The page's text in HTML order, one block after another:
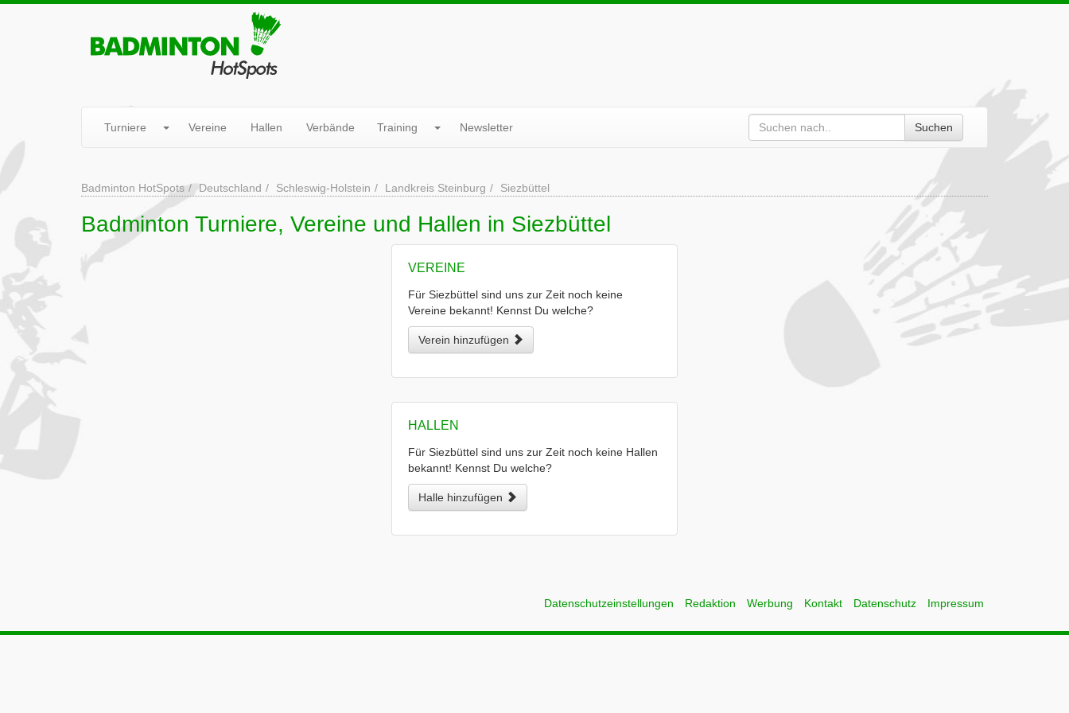
Turniere Vereine Hallen Verbände Training Newsletter Suchen
Badminton HotSpots Deutschland Schleswig-Holstein Landkreis Steinburg Siezbüttel
Badminton Turniere, Vereine und Hallen in Siezbüttel
VEREINE
Für Siezbüttel sind uns zur Zeit noch keine
Vereine bekannt! Kennst Du welche?
Verein hinzufügen
HALLEN
Für Siezbüttel sind uns zur Zeit noch keine Hallen
bekannt! Kennst Du welche?
Halle hinzufügen
Datenschutzeinstellungen Redaktion Werbung Kontakt Datenschutz Impressum